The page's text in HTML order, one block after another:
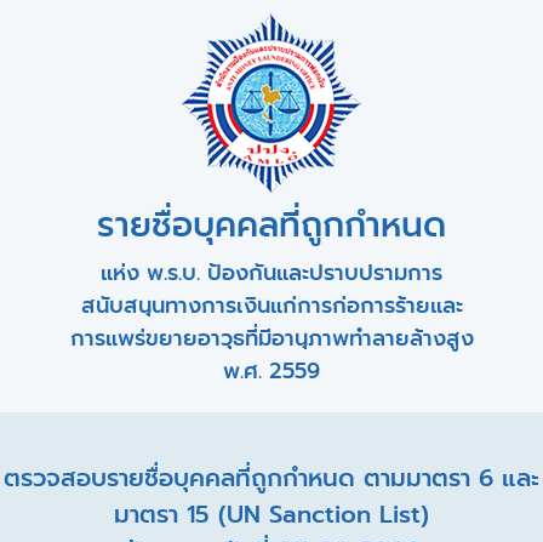
รายชื่อบุคคลที่ถูกกำหนด
แห่ง พ.ร.บ. ป้องกันและปราบปรามการ
สนับสนุนทางการเงินแก่การก่อการร้ายและ
การแพร่ขยายอาวุธที่มีอานุภาพทำลายล้างสูง
พ.ศ. 2559
ตรวจสอบรายชื่อบุคคลที่ถูกกำหนด ตามมาตรา 6 และ
มาตรา 15 (UN Sanction List)